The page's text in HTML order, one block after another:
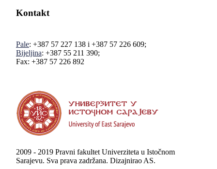
Kontakt
Pale: +387 57 227 138 i +387 57 226 609;
Bijeljina: +387 55 211 390;
Fax: +387 57 226 892
2009 - 2019 Pravni fakultet Univerziteta u Istočnom
Sarajevu. Sva prava zadržana. Dizajnirao AS.